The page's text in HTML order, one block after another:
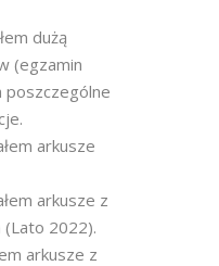
dużą
(egzamin
poszczególne
arkusze
arkusze z
2022).
arkusze z